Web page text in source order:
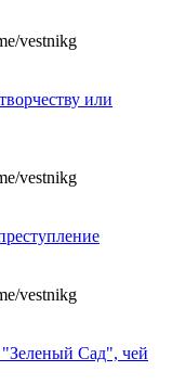
vestnikg
или
vestnikg
vestnikg
"Зеленый Сад", чей